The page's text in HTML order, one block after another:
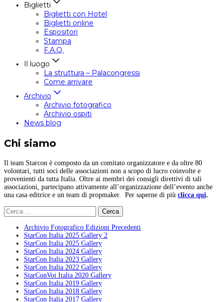
Biglietti
Biglietti con Hotel
Biglietti online
Espositori
Stampa
F.A.Q.
Il luogo
La struttura – Palacongressi
Come arrivare
Archivio
Archivio fotografico
Archivio ospiti
News blog
Chi siamo
Il team Starcon è composto da un comitato organizzatore e da oltre 80
volontari, tutti soci delle associazioni non a scopo di lucro coinvolte e
provenienti da tutta Italia. Oltre ai membri dei consigli direttivi di tali
associazioni, partecipano attivamente all’organizzazione dell’evento anche
una casa editrice e un team di propmaker. Per saperne di più clicca qui.
Ricerca
per:
Archivio Fotografico Edizioni Precedenti
StarCon Italia 2025 Gallery 2
StarCon Italia 2025 Gallery
StarCon Italia 2024 Gallery
StarCon Italia 2023 Gallery
StarCon Italia 2022 Gallery
StarConVoi Italia 2020 Gallery
StarCon Italia 2019 Gallery
StarCon Italia 2018 Gallery
StarCon Italia 2017 Gallery